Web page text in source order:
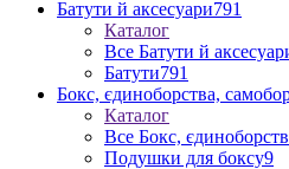
Батути й аксесуари791
Каталог
Все Батути й
Батути791
Бокс, єдиноборства,
Каталог
Все Бокс,
Подушки для боксу9